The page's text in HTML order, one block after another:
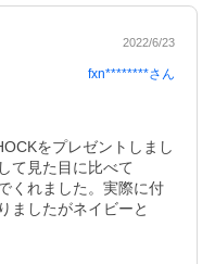
2022/6/23
fxn********さん
をプレゼントしまし
て見た目に比べて
くれました。実際に付
ましたがネイビーと